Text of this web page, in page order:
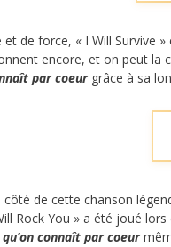
et de force, « I Will Survive
encore, et on peut la
par coeurgrâce à sa
côté de cette chanson
Rock You » a été joué
connaît par coeur